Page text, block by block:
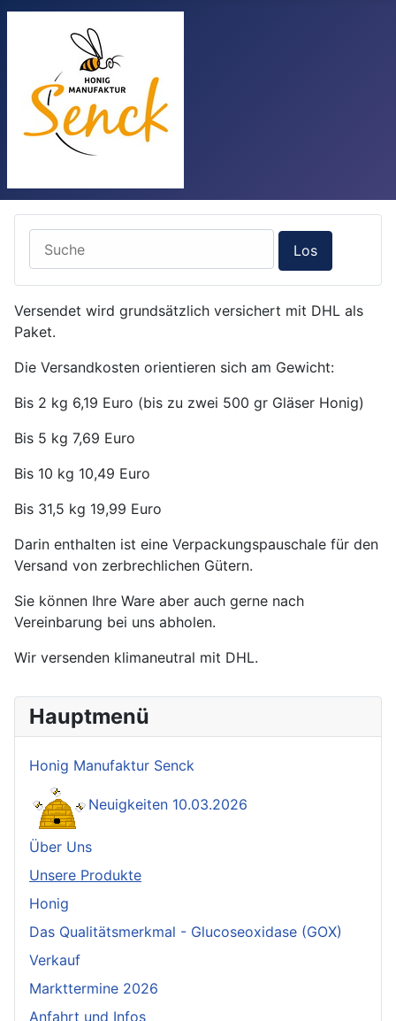
Versendet wird grundsätzlich versichert mit DHL als
Paket.
Die Versandkosten orientieren sich am Gewicht:
Bis 2 kg 6,19 Euro (bis zu zwei 500 gr Gläser Honig)
Bis 5 kg 7,69 Euro
Bis 10 kg 10,49 Euro
Bis 31,5 kg 19,99 Euro
Darin enthalten ist eine Verpackungspauschale für den
Versand von zerbrechlichen Gütern.
Sie können Ihre Ware aber auch gerne nach
Vereinbarung bei uns abholen.
Wir versenden klimaneutral mit DHL.
Hauptmenü
Honig Manufaktur Senck
Neuigkeiten 10.03.2026
Über Uns
Unsere Produkte
Honig
Das Qualitätsmerkmal - Glucoseoxidase (GOX)
Verkauf
Markttermine 2026
Anfahrt und Infos